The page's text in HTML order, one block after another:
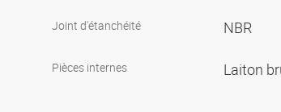
Joint d'étanchéité NBR
Pièces internes Laiton